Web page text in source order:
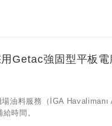
Getac強固型平板電
油料服務（İGA
時間。